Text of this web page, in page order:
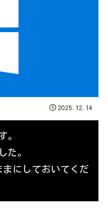
2025.12.14
。
た。
にしておいてくだ